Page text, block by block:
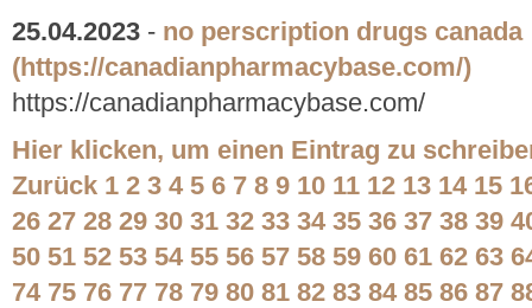
25.04.2023 - no perscription drugs canada
(https://canadianpharmacybase.com/)
https://canadianpharmacybase.com/
Hier klicken, um einen Eintrag zu
Zurück 1 2 3 4 5 6 7 8 9 10 11 12 13 14 15
26 27 28 29 30 31 32 33 34 35 36 37 38 39
50 51 52 53 54 55 56 57 58 59 60 61 62 63
74 75 76 77 78 79 80 81 82 83 84 85 86 87